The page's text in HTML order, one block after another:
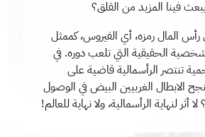
المال رمزه، أي الفيروس، كممثل
الحقيقية التي تلعب دوره. في
تنتصر الرأسمالية قاضية على
الابطال الغربيين البيض في الوصول
أثر لنهاية الرأسمالية، ولا نهاية للعالم!